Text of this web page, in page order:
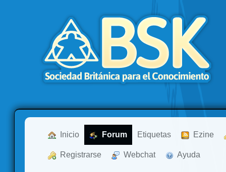
Inicio Forum Etiquetas Ezine
Registrarse Webchat Ayuda